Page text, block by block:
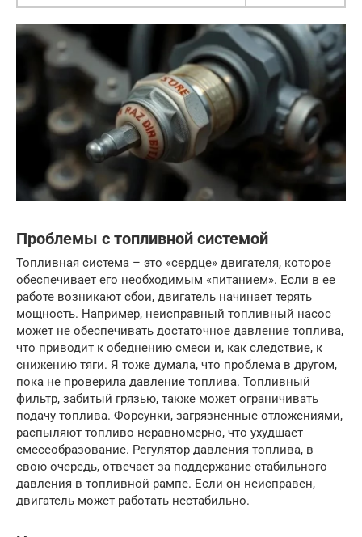
Проблемы с топливной системой
Топливная система – это «сердце» двигателя, которое
обеспечивает его необходимым «питанием». Если в ее
работе возникают сбои, двигатель начинает терять
мощность. Например, неисправный топливный насос
может не обеспечивать достаточное давление топлива,
что приводит к обеднению смеси и, как следствие, к
снижению тяги. Я тоже думала, что проблема в другом,
пока не проверила давление топлива. Топливный
фильтр, забитый грязью, также может ограничивать
подачу топлива. Форсунки, загрязненные отложениями,
распыляют топливо неравномерно, что ухудшает
смесеобразование. Регулятор давления топлива, в
свою очередь, отвечает за поддержание стабильного
давления в топливной рампе. Если он неисправен,
двигатель может работать нестабильно.